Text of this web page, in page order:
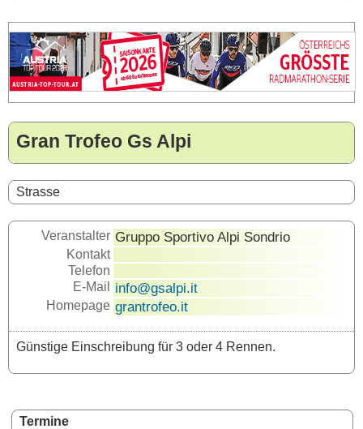
Gran Trofeo Gs Alpi
Termine
Strasse
Veranstalter Gruppo Sportivo Alpi Sondrio
Kontakt
Telefon
E-Mail
info@gsalpi.it
Homepage grantrofeo.it
Günstige Einschreibung für 3 oder 4 Rennen.